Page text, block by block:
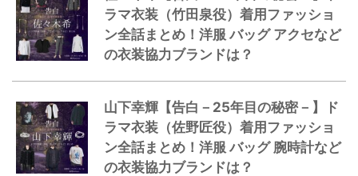
ラマ衣装（竹田泉役）着用ファッショ
ン全話まとめ！洋服 バッグ アクセなど
の衣装協力ブランドは？
山下幸輝【告白－25年目の秘密－】ド
ラマ衣装（佐野匠役）着用ファッショ
ン全話まとめ！洋服 バッグ 腕時計など
の衣装協力ブランドは？